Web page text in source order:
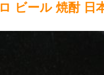
ロ ビール 焼酎 日